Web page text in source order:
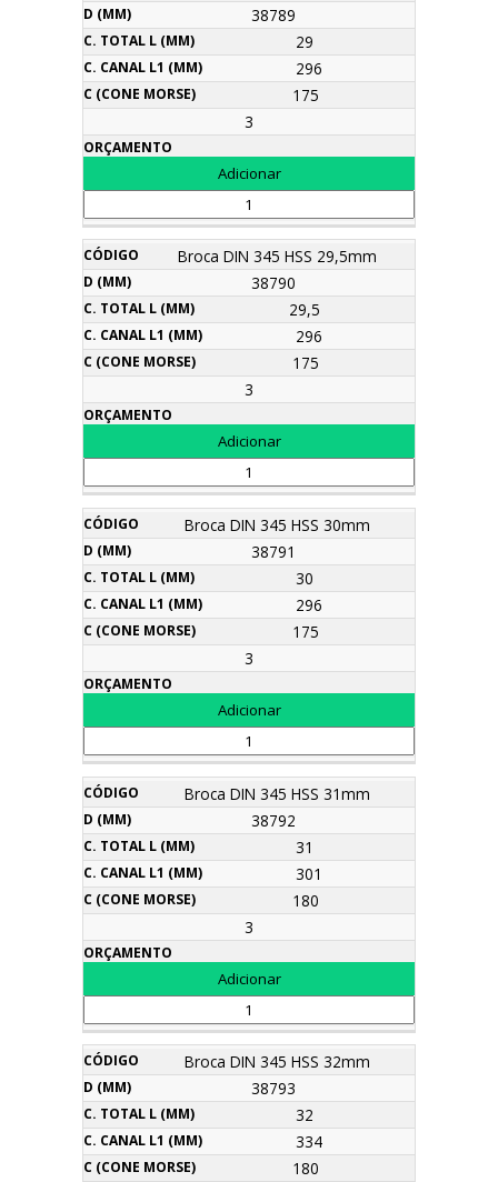
38789
29
296
175
3
Broca DIN 345 HSS 29,5mm
38790
29,5
296
175
3
Broca DIN 345 HSS 30mm
38791
30
296
175
3
Broca DIN 345 HSS 31mm
38792
31
301
180
3
Broca DIN 345 HSS 32mm
38793
32
334
180